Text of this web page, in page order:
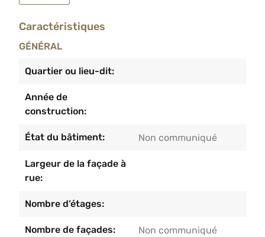
imprenable sur la vallée environnante.Un chemin
vicinal se trouve à l’arrière du terrain, garantissant
facilement accessible.Faire offre à partir de
propriétaires.
Caractéristiques
GÉNÉRAL
Quartier ou lieu-dit:
Année de
construction:
État du bâtiment: Non communiqué
Largeur de la façade à
rue:
Nombre d’étages:
Nombre de façades: Non communiqué